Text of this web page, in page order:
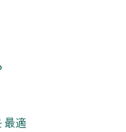
最適